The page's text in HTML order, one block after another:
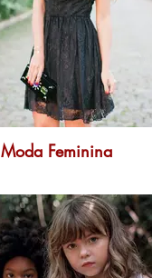
Moda Feminina